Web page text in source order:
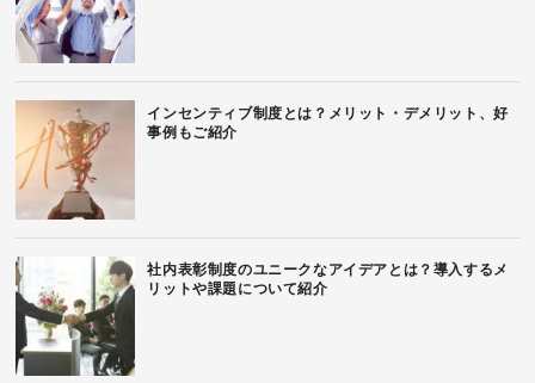
インセンティブ制度とは？メリット・デメリット、好
事例もご紹介
社内表彰制度のユニークなアイデアとは？導入するメ
リットや課題について紹介